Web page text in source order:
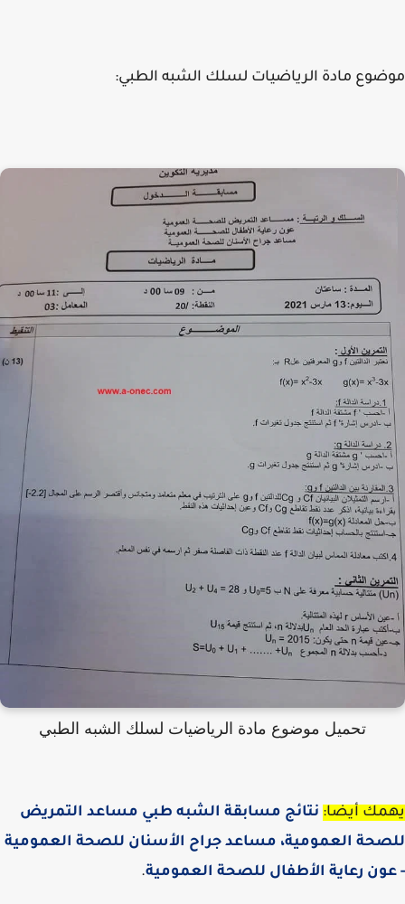
مادة الرياضيات لسلك الشبه الطبي:
تحميل موضوع مادة الرياضيات لسلك الشبه الطبي
أيضا: نتائج مسابقة الشبه طبيمساعد التمريض
العمومية،مساعد جراح الأسنان للصحة العمومية
رعاية الأطفال للصحة العمومية.